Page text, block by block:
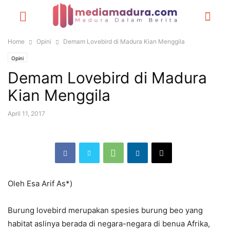
Home Opini Demam Lovebird di Madura Kian Menggila
Opini
Demam Lovebird di Madura
Kian Menggila
April 11, 2017
Oleh Esa Arif As*)
Burung lovebird merupakan spesies burung beo yang
habitat aslinya berada di negara-negara di benua Afrika,